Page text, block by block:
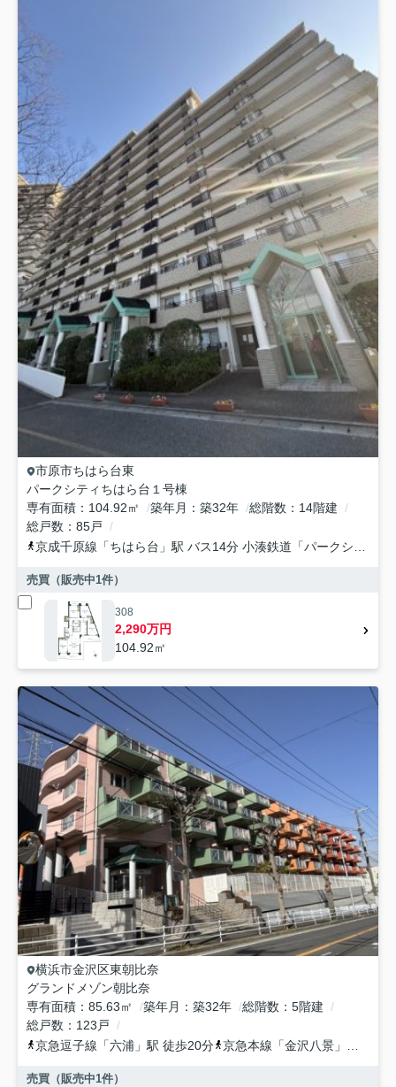
市原市ちはら台東
パークシティちはら台１号棟
専有面積
104.92㎡ 築年月 築32年 総階数
14階建
総戸数
85戸
京成千原線 「ちはら台 」駅 バス14分 小湊鉄道「パークシティちはら台」 停歩3分
売買（販売中1件）
308
2,290万円
104.92㎡
横浜市金沢区東朝比奈
グランドメゾン朝比奈
専有面積
85.63㎡ 築年月 築32年 総階数
5階建
総戸数
123戸
京急逗子線 「六浦 」駅 徒歩20分 京急本線 「金沢八景 」駅 バス11分 京急バス「三信センター」 停歩3分
売買（販売中1件）